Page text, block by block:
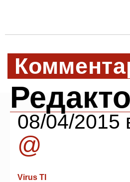
08/04/2015
@
Virus TI